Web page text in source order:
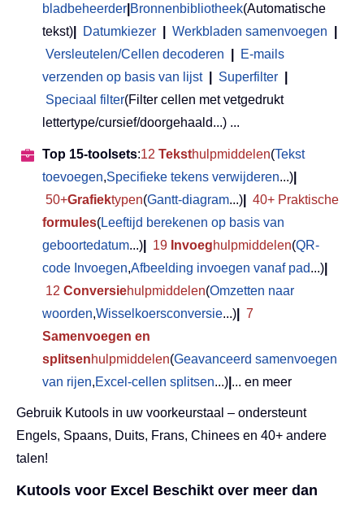
bladbeheerder Bronnenbibliotheek(Automatische
tekst)
Datumkiezer Werkbladen samenvoegen
Versleutelen/Cellen decoderen
E-mails
verzenden op basis van lijst
Superfilter
Speciaal filter(Filter cellen met vetgedrukt
lettertype/cursief/doorgehaald...) ...
Top 15-toolsets:12 Teksthulpmiddelen(Tekst
toevoegen,Specifieke tekens verwijderen...)
50+Grafiektypen(Gantt-diagram...)
40+ Praktische
formules(Leeftijd berekenen op basis van
geboortedatum...) 19 Invoeghulpmiddelen(QR-
code Invoegen,Afbeelding invoegen vanaf pad...)
12 Conversiehulpmiddelen(Omzetten naar
woorden,Wisselkoersconversie...)
7
Samenvoegen en
splitsenhulpmiddelen(Geavanceerd samenvoegen
van rijen,Excel-cellen splitsen...) ... en meer
Gebruik Kutools in uw voorkeurstaal – ondersteunt
Engels, Spaans, Duits, Frans, Chinees en 40+ andere
talen!
Kutools voor Excel Beschikt over meer dan